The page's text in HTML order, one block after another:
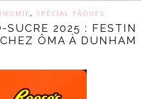
, SPÉCIAL PÂQUES
SUCRE 2025 : FESTIN
CHEZ ÔMA À DUNHAM